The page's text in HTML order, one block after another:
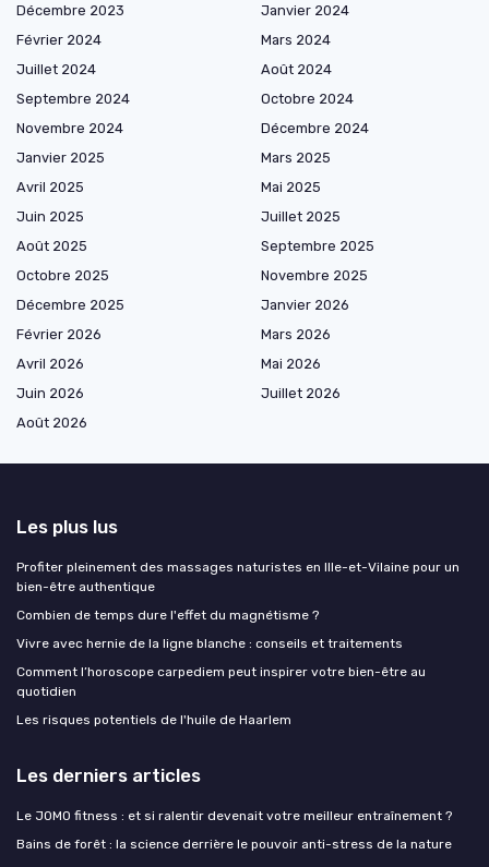
Décembre 2023
Janvier 2024
Février 2024
Mars 2024
Juillet 2024
Août 2024
Septembre 2024
Octobre 2024
Novembre 2024
Décembre 2024
Janvier 2025
Mars 2025
Avril 2025
Mai 2025
Juin 2025
Juillet 2025
Août 2025
Septembre 2025
Octobre 2025
Novembre 2025
Décembre 2025
Janvier 2026
Février 2026
Mars 2026
Avril 2026
Mai 2026
Juin 2026
Juillet 2026
Août 2026
Les plus lus
Profiter pleinement des massages naturistes en Ille-et-Vilaine pour un
bien-être authentique
Combien de temps dure l'effet du magnétisme ?
Vivre avec hernie de la ligne blanche : conseils et traitements
Comment l’horoscope carpediem peut inspirer votre bien-être au
quotidien
Les risques potentiels de l'huile de Haarlem
Les derniers articles
Le JOMO fitness : et si ralentir devenait votre meilleur entraînement ?
Bains de forêt : la science derrière le pouvoir anti-stress de la nature